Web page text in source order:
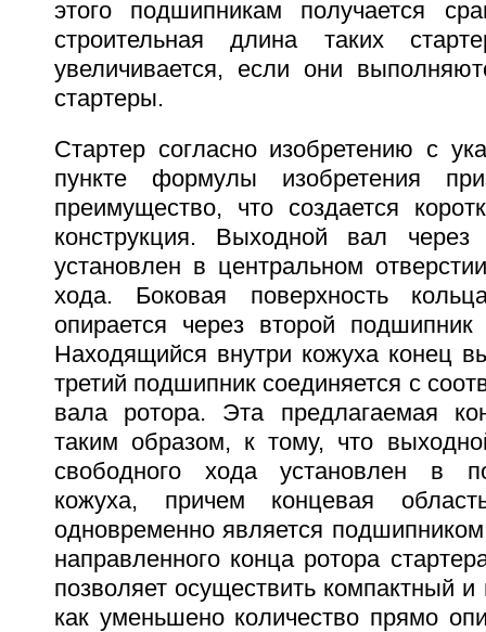
этого подшипникам получается
строительная длина таких
увеличивается, если они
стартеры.
Стартер согласно изобретению с
пункте формулы изобретения
преимущество, что создается
конструкция. Выходной вал
установлен в центральном
хода. Боковая поверхность
опирается через второй
Находящийся внутри кожуха конец
третий подшипник соединяется с
вала ротора. Эта предлагаемая
таким образом, к тому, что
свободного хода установлен в
кожуха, причем концевая
одновременно является
направленного конца ротора
позволяет осуществить компактный и
как уменьшено количество прямо